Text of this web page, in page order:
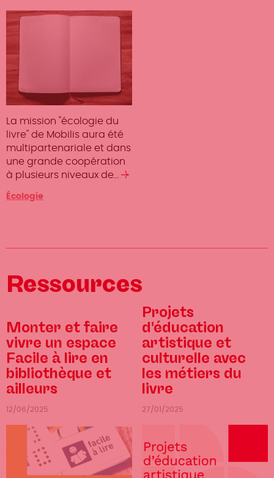
La mission "écologie du
livre" de Mobilis aura été
multipartenariale et dans
une grande coopération
à plusieurs niveaux de…
Catégorie
Écologie
Ressources
Monter et faire
vivre un espace
Facile à lire en
bibliothèque et
ailleurs
12/06/2025
Projets
d'éducation
artistique et
culturelle avec
les métiers du
livre
27/01/2025